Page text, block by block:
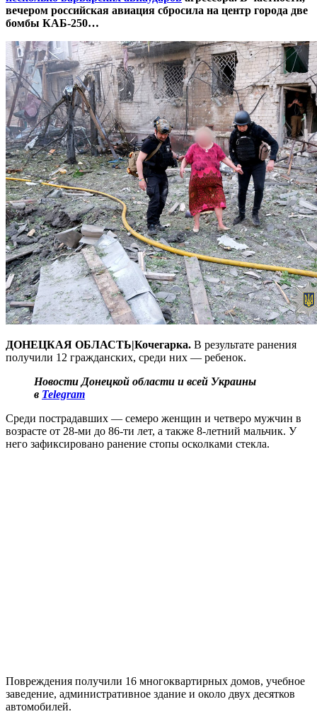
вечером российская авиация сбросила на центр города две
бомбы КАБ-250…
ДОНЕЦКАЯ ОБЛАСТЬ|Кочегарка. В результате ранения
получили 12 гражданских, среди них — ребенок.
Новости Донецкой области и всей Украины
в Telegram
Среди пострадавших — семеро женщин и четверо мужчин в
возрасте от 28-ми до 86-ти лет, а также 8-летний мальчик. У
него зафиксировано ранение стопы осколками стекла.
Повреждения получили 16 многоквартирных домов, учебное
заведение, административное здание и около двух десятков
автомобилей.